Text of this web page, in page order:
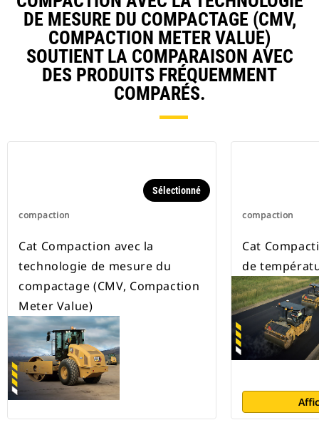
pour les matériaux de base
granulaire, pour lesquels moins
de variations se produisent.
Lorsqu'il est utilisé sur les sols de
type cohésifs, les relevés de
l'accéléromètre offrent de plus
grandes variations en raison de
l'élasticité du sol, le système n'est
sols de type cohésifs.
DE MESURE DU COMPACTAGE (CMV,
COMPACTION METER VALUE)
SOUTIENT LA COMPARAISON AVEC
DES PRODUITS FRÉQUEMMENT
COMPARÉS.
compaction
Sélectionné
Cat Compaction avec la
technologie de mesure du
compactage (CMV, Compaction
Meter Value)
compaction
Cat
de